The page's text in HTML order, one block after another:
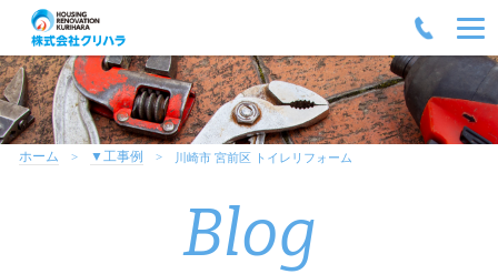
ホーム ▼工事例 川崎市 宮前区 トイレリフォーム
Blog